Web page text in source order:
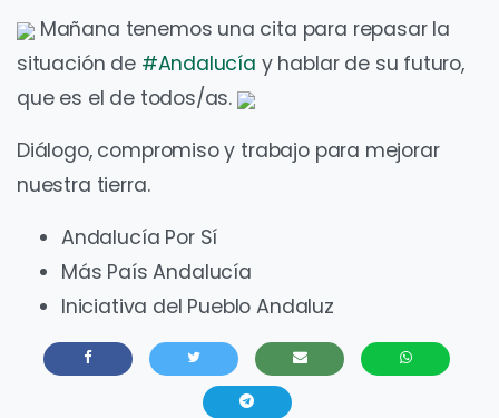
Mañana tenemos una cita para repasar la
situación de #Andalucía y hablar de su futuro,
que es el de todos/as.
Diálogo, compromiso y trabajo para mejorar
nuestra tierra.
Andalucía Por Sí
Más País Andalucía
Iniciativa del Pueblo Andaluz